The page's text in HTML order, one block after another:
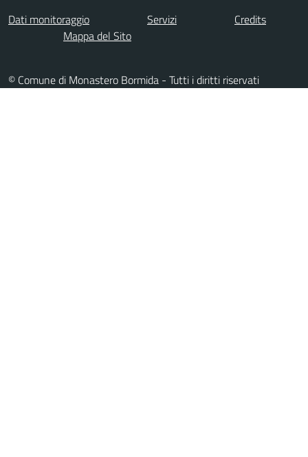
Dati monitoraggio Servizi
Credits
Mappa del Sito
© Comune di Monastero Bormida - Tutti i diritti riservati